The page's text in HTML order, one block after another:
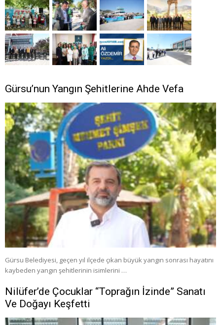
Gürsu’nun Yangın Şehitlerine Ahde Vefa
Gürsu Belediyesi, geçen yıl ilçede çıkan büyük yangın sonrası hayatını
kaybeden yangın şehitlerinin isimlerini …
Nilüfer’de Çocuklar “Toprağın İzinde” Sanatı
Ve Doğayı Keşfetti